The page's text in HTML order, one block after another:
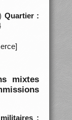
Quartier :
mixtes
: